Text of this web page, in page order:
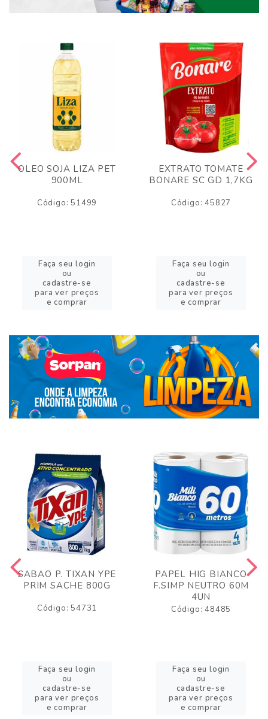
OLEO SOJA LIZA PET
900ML
Código: 51499
Faça seu login
ou
cadastre-se
para ver preços
e comprar
EXTRATO TOMATE
BONARE SC GD 1,7KG
Código: 45827
Faça seu login
ou
cadastre-se
para ver preços
e comprar
SABAO P. TIXAN YPE
PRIM SACHE 800G
Código: 54731
Faça seu login
ou
cadastre-se
para ver preços
e comprar
PAPEL HIG BIANCO
F.SIMP NEUTRO 60M
4UN
Código: 48485
Faça seu login
ou
cadastre-se
para ver preços
e comprar